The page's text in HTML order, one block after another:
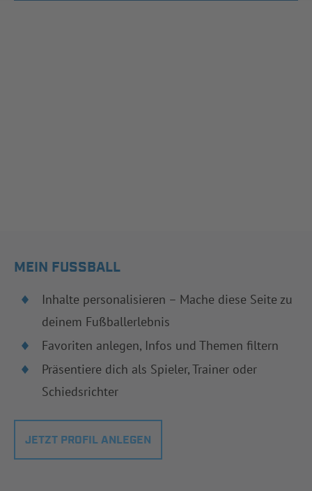
MEIN FUSSBALL
Inhalte personalisieren – Mache diese Seite zu
deinem Fußballerlebnis
Favoriten anlegen, Infos und Themen filtern
Präsentiere dich als Spieler, Trainer oder
Schiedsrichter
JETZT PROFIL ANLEGEN